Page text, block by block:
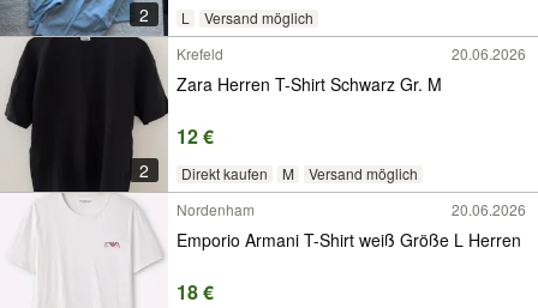
2 L Versand möglich
2
Krefeld 20.06.2026
Zara Herren T-Shirt Schwarz Gr. M
12 €
Direkt kaufen M
Versand möglich
Nordenham
20.06.2026
Emporio Armani T-Shirt weiß Größe L Herren
18 €